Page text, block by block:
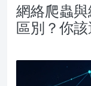
網絡爬蟲
區別？你